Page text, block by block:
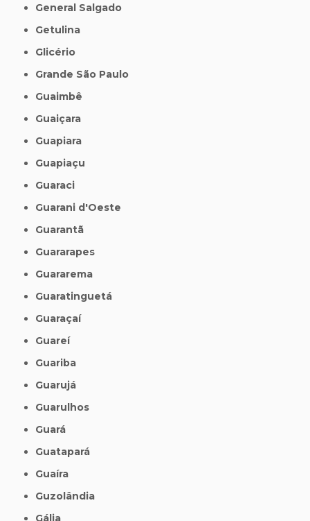
General Salgado
Getulina
Glicério
Grande São Paulo
Guaimbê
Guaiçara
Guapiara
Guapiaçu
Guaraci
Guarani d'Oeste
Guarantã
Guararapes
Guararema
Guaratinguetá
Guaraçaí
Guareí
Guariba
Guarujá
Guarulhos
Guará
Guatapará
Guaíra
Guzolândia
Gália